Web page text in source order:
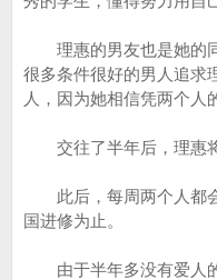
理惠的男友也是她的同
很多条件很好的男人追求
人，因为她相信凭两个人
交往了半年后，理惠将
此后，每周两个人都会
国进修为止。
由于半年多没有爱人的